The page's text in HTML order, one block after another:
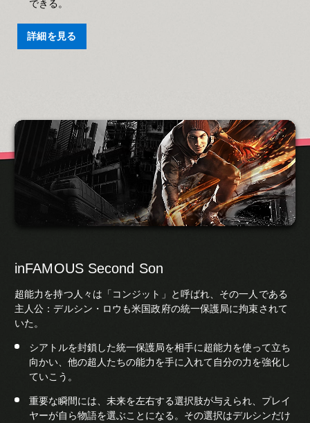
できる。
詳細を見る
inFAMOUS Second Son
超能力を持つ人々は「コンジット」と呼ばれ、その一人である
主人公：デルシン・ロウも米国政府の統一保護局に拘束されて
いた。
シアトルを封鎖した統一保護局を相手に超能力を使って立ち
向かい、他の超人たちの能力を手に入れて自分の力を強化し
ていこう。
重要な瞬間には、未来を左右する選択肢が与えられ、プレイ
ヤーが自ら物語を選ぶことになる。その選択はデルシンだけ